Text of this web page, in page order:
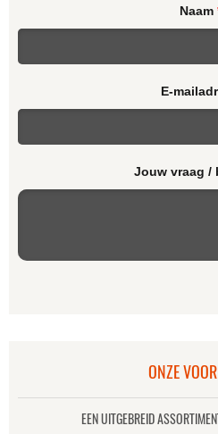
Naam
E-
Jouw vraag /
ONZE
EEN UITGEBREID